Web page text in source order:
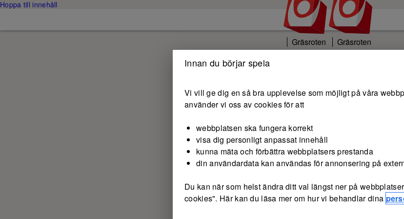
Hoppa till innehåll
Gräsroten Gräsroten
Innan du börjar spela
Vi vill ge dig en så bra upplevelse som möjligt på våra
använder vi oss av cookies för att
webbplatsen ska fungera korrekt
visa dig personligt anpassat innehåll
kunna mäta och förbättra webbplatsers prestanda
din användardata kan användas för annonsering på
Du kan när som helst ändra ditt val längst ner på
cookies". Här kan du läsa mer om hur vi behandlar dina